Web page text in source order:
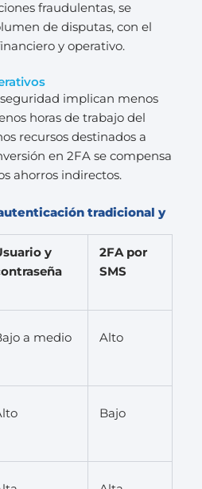
fraudulentas, se
de disputas, con el
y operativo.
implican menos
horas de trabajo del
recursos destinados a
en 2FA se compensa
ahorros indirectos.
tradicional y
y
2FA por
SMS
a medio Alto
Bajo